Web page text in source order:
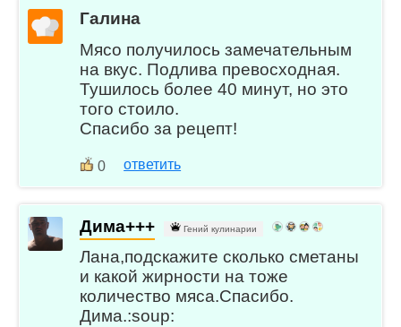
Галина
Мясо получилось замечательным
на вкус. Подлива превосходная.
Тушилось более 40 минут, но это
того стоило.
Спасибо за рецепт!
0 ответить
Дима+++ Гений кулинарии
Лана,подскажите сколько сметаны
и какой жирности на тоже
количество мяса.Спасибо.
Дима.:soup: